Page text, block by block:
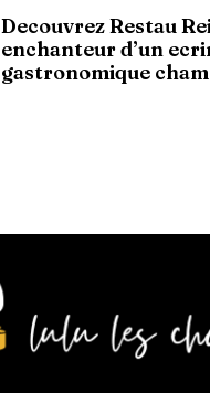
Decouvrez Restau
enchanteur d’un
gastronomique